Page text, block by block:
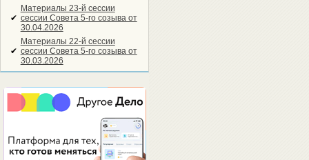
✔
Материалы 23-й сессии
сессии Совета 5-го созыва от
30.04.2026
✔
Материалы 22-й сессии
сессии Совета 5-го созыва от
30.03.2026